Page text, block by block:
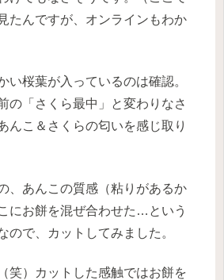
たんですが、オンラインもわか
い桜葉が入っているのは確認。
の「さくら最中」と変わりなさ
んこ＆さくらの匂いを感じ取り
、あんこの質感（粘りがあるか
にお餅を混ぜ合わせた…という
ので、カットしてみました。
）カットした感触ではお餅を